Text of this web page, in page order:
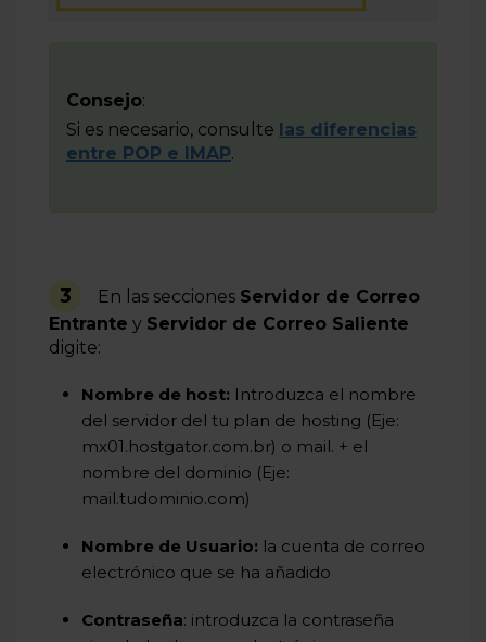
Consejo:
Si es necesario, consulte las diferencias
entre POP e IMAP.
3 En las secciones Servidor de Correo
Entrante y Servidor de Correo Saliente
digite:
Nombre de host: Introduzca el nombre
del servidor del tu plan de hosting (Eje:
mx01.hostgator.com.br) o mail. + el
nombre del dominio (Eje:
mail.tudominio.com)
Nombre de Usuario: la cuenta de correo
electrónico que se ha añadido
Contraseña: introduzca la contraseña